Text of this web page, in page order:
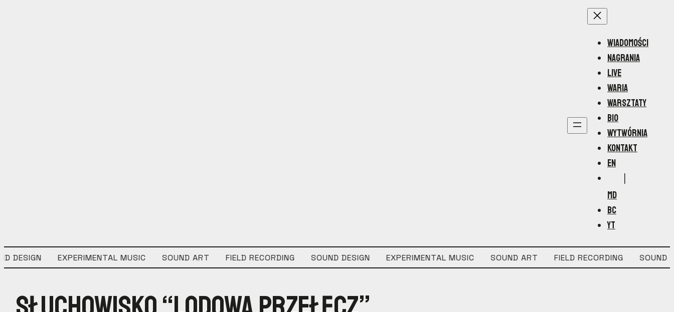
WIADOMOŚCI
NAGRANIA
LIVE
WARIA
WARSZTATY
BIO
WYTWÓRNIA
KONTAKT
EN
MD
BC
YT
DESIGN EXPERIMENTAL MUSIC SOUND ART FIELD RECORDING SOUND DESIGN EXPERIMENTAL MUSIC SOUND ART FIELD RECORDING SOUND